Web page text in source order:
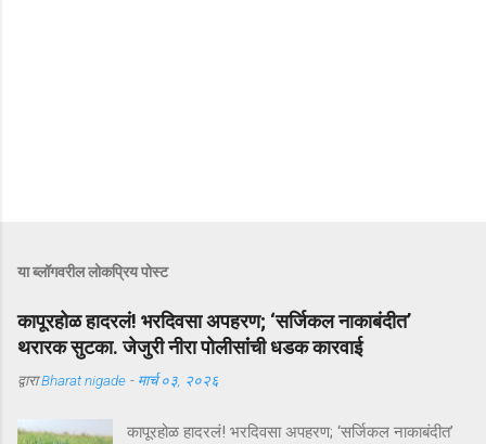
या ब्लॉगवरील लोकप्रिय पोस्ट
कापूरहोळ हादरलं! भरदिवसा अपहरण; ‘सर्जिकल नाकाबंदीत’
थरारक सुटका. जेजुरी नीरा पोलीसांंची धडक कारवाई
द्वाराBharat nigade - मार्च ०३, २०२६
कापूरहोळ हादरलं! भरदिवसा अपहरण; ‘सर्जिकल नाकाबंदीत’